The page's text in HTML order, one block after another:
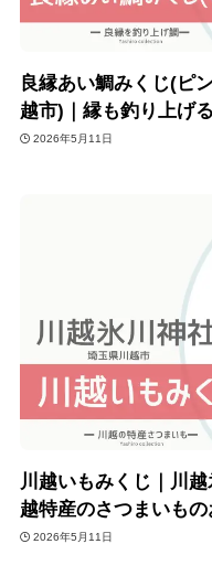
良縁あい鯛みくじ(ピ
越市)｜縁も釣り上げ
2026年5月11日
川越いもみくじ｜川
越特産のさつまいも
2026年5月11日